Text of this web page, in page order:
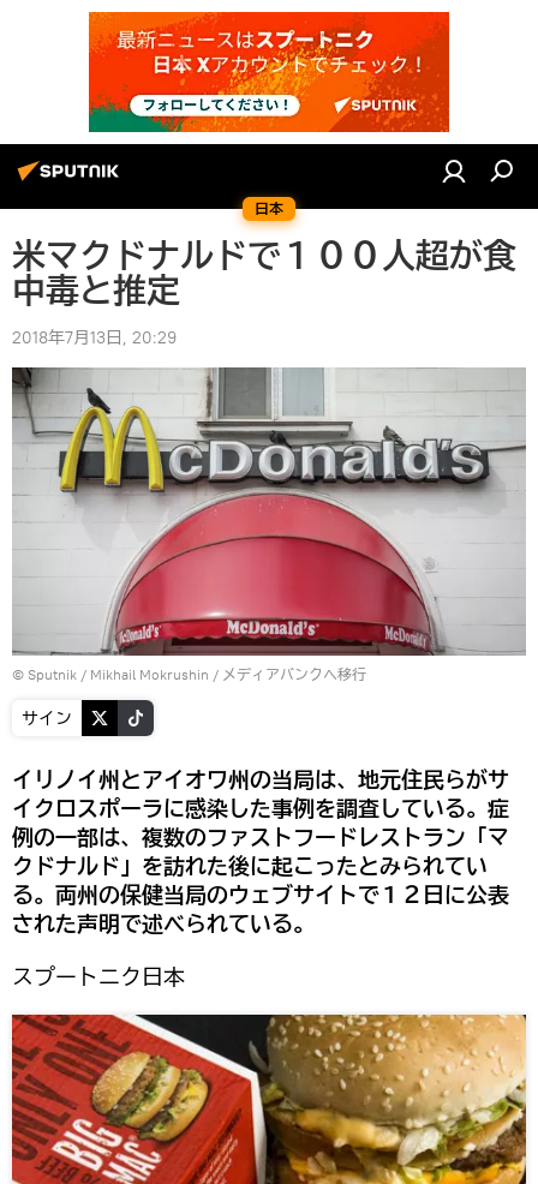
日本
米マクドナルドで１００人超が食
中毒と推定
2018年7月13日, 20:29
© Sputnik / Mikhail Mokrushin / メディアバンクへ移行
サイン
イリノイ州とアイオワ州の当局は、地元住民らがサ
イクロスポーラに感染した事例を調査している。症
例の一部は、複数のファストフードレストラン「マ
クドナルド」を訪れた後に起こったとみられてい
る。両州の保健当局のウェブサイトで１２日に公表
された声明で述べられている。
スプートニク日本